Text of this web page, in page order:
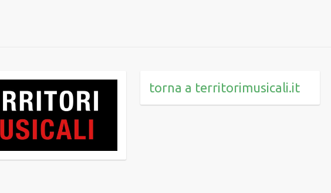
torna a territorimusicali.it